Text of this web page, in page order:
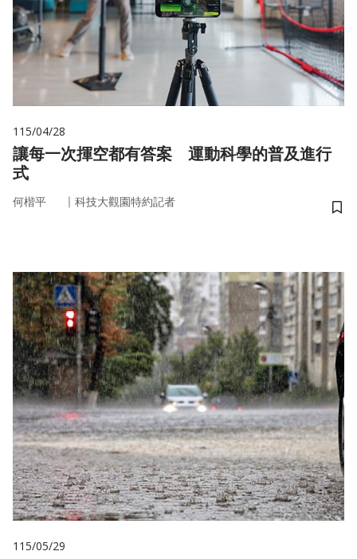
115/04/28
讓每一次揮空都有答案 運動科學的普及進行
式
何楷平 ｜ 科技大觀園特約記者
儲
115/05/29